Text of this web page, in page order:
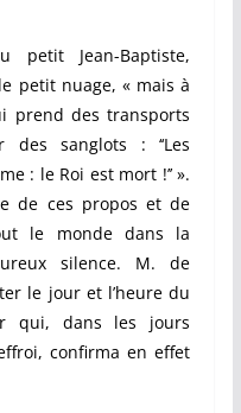
petit Jean-Baptiste,
petit nuage, « mais à
prend des transports
sanglots : ‘‘Les
: le Roi est mort !’’ ».
de ces propos et de
le monde dans la
silence. M. de
le jour et l’heure du
qui, dans les jours
confirma en effet